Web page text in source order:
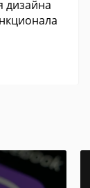
дизайна